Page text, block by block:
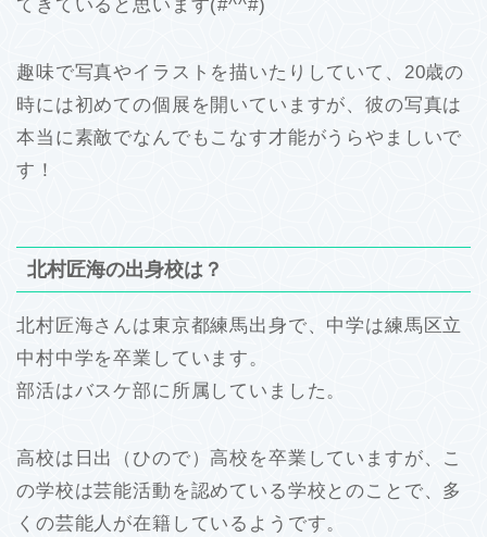
てきていると思います(#^^#)
趣味で写真やイラストを描いたりしていて、20歳の
時には初めての個展を開いていますが、彼の写真は
本当に素敵でなんでもこなす才能がうらやましいで
す！
北村匠海の出身校は？
北村匠海さんは東京都練馬出身で、中学は練馬区立
中村中学を卒業しています。
部活はバスケ部に所属していました。
高校は日出（ひので）高校を卒業していますが、こ
の学校は芸能活動を認めている学校とのことで、多
くの芸能人が在籍しているようです。